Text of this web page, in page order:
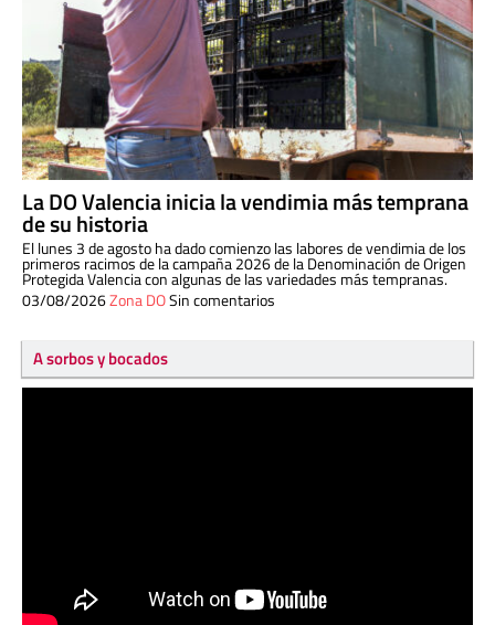
La DO Valencia inicia la vendimia más temprana
de su historia
El lunes 3 de agosto ha dado comienzo las labores de vendimia de los
primeros racimos de la campaña 2026 de la Denominación de Origen
Protegida Valencia con algunas de las variedades más tempranas.
03/08/2026Zona DOSin comentarios
A sorbos y bocados